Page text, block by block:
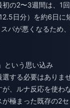
の2〜3週間は、1
日分）を約6日に
パが悪くなるため
という思い込み
する必要はありま
、ルナ反応を使わ
が極まった既存の2